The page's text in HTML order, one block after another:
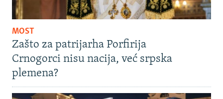
MOST
Zašto za patrijarha Porfirija
Crnogorci nisu nacija, već srpska
plemena?